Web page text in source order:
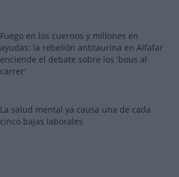
Fuego en los cuernos y millones en
ayudas: la rebelión antitaurina en Alfafar
enciende el debate sobre los 'bous al
carrer'
La salud mental ya causa una de cada
cinco bajas laborales